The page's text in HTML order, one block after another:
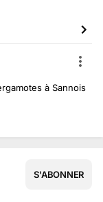
à Sannois
S'ABONNER